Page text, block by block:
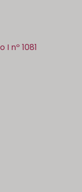
nº 1081